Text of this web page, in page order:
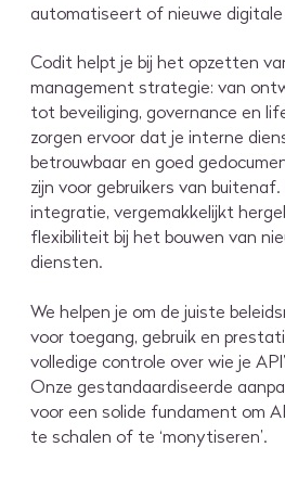
automatiseert of nieuwe
Codit helpt je bij het opzetten
management strategie: van
tot beveiliging, governance en
zorgen ervoor dat je interne
betrouwbaar en goed
zijn voor gebruikers van
integratie, vergemakkelijkt
flexibiliteit bij het bouwen van
diensten.
We helpen je om de juiste
voor toegang, gebruik en
volledige controle over wie je
Onze gestandaardiseerde
voor een solide fundament om
te schalen of te ‘monytiseren’.